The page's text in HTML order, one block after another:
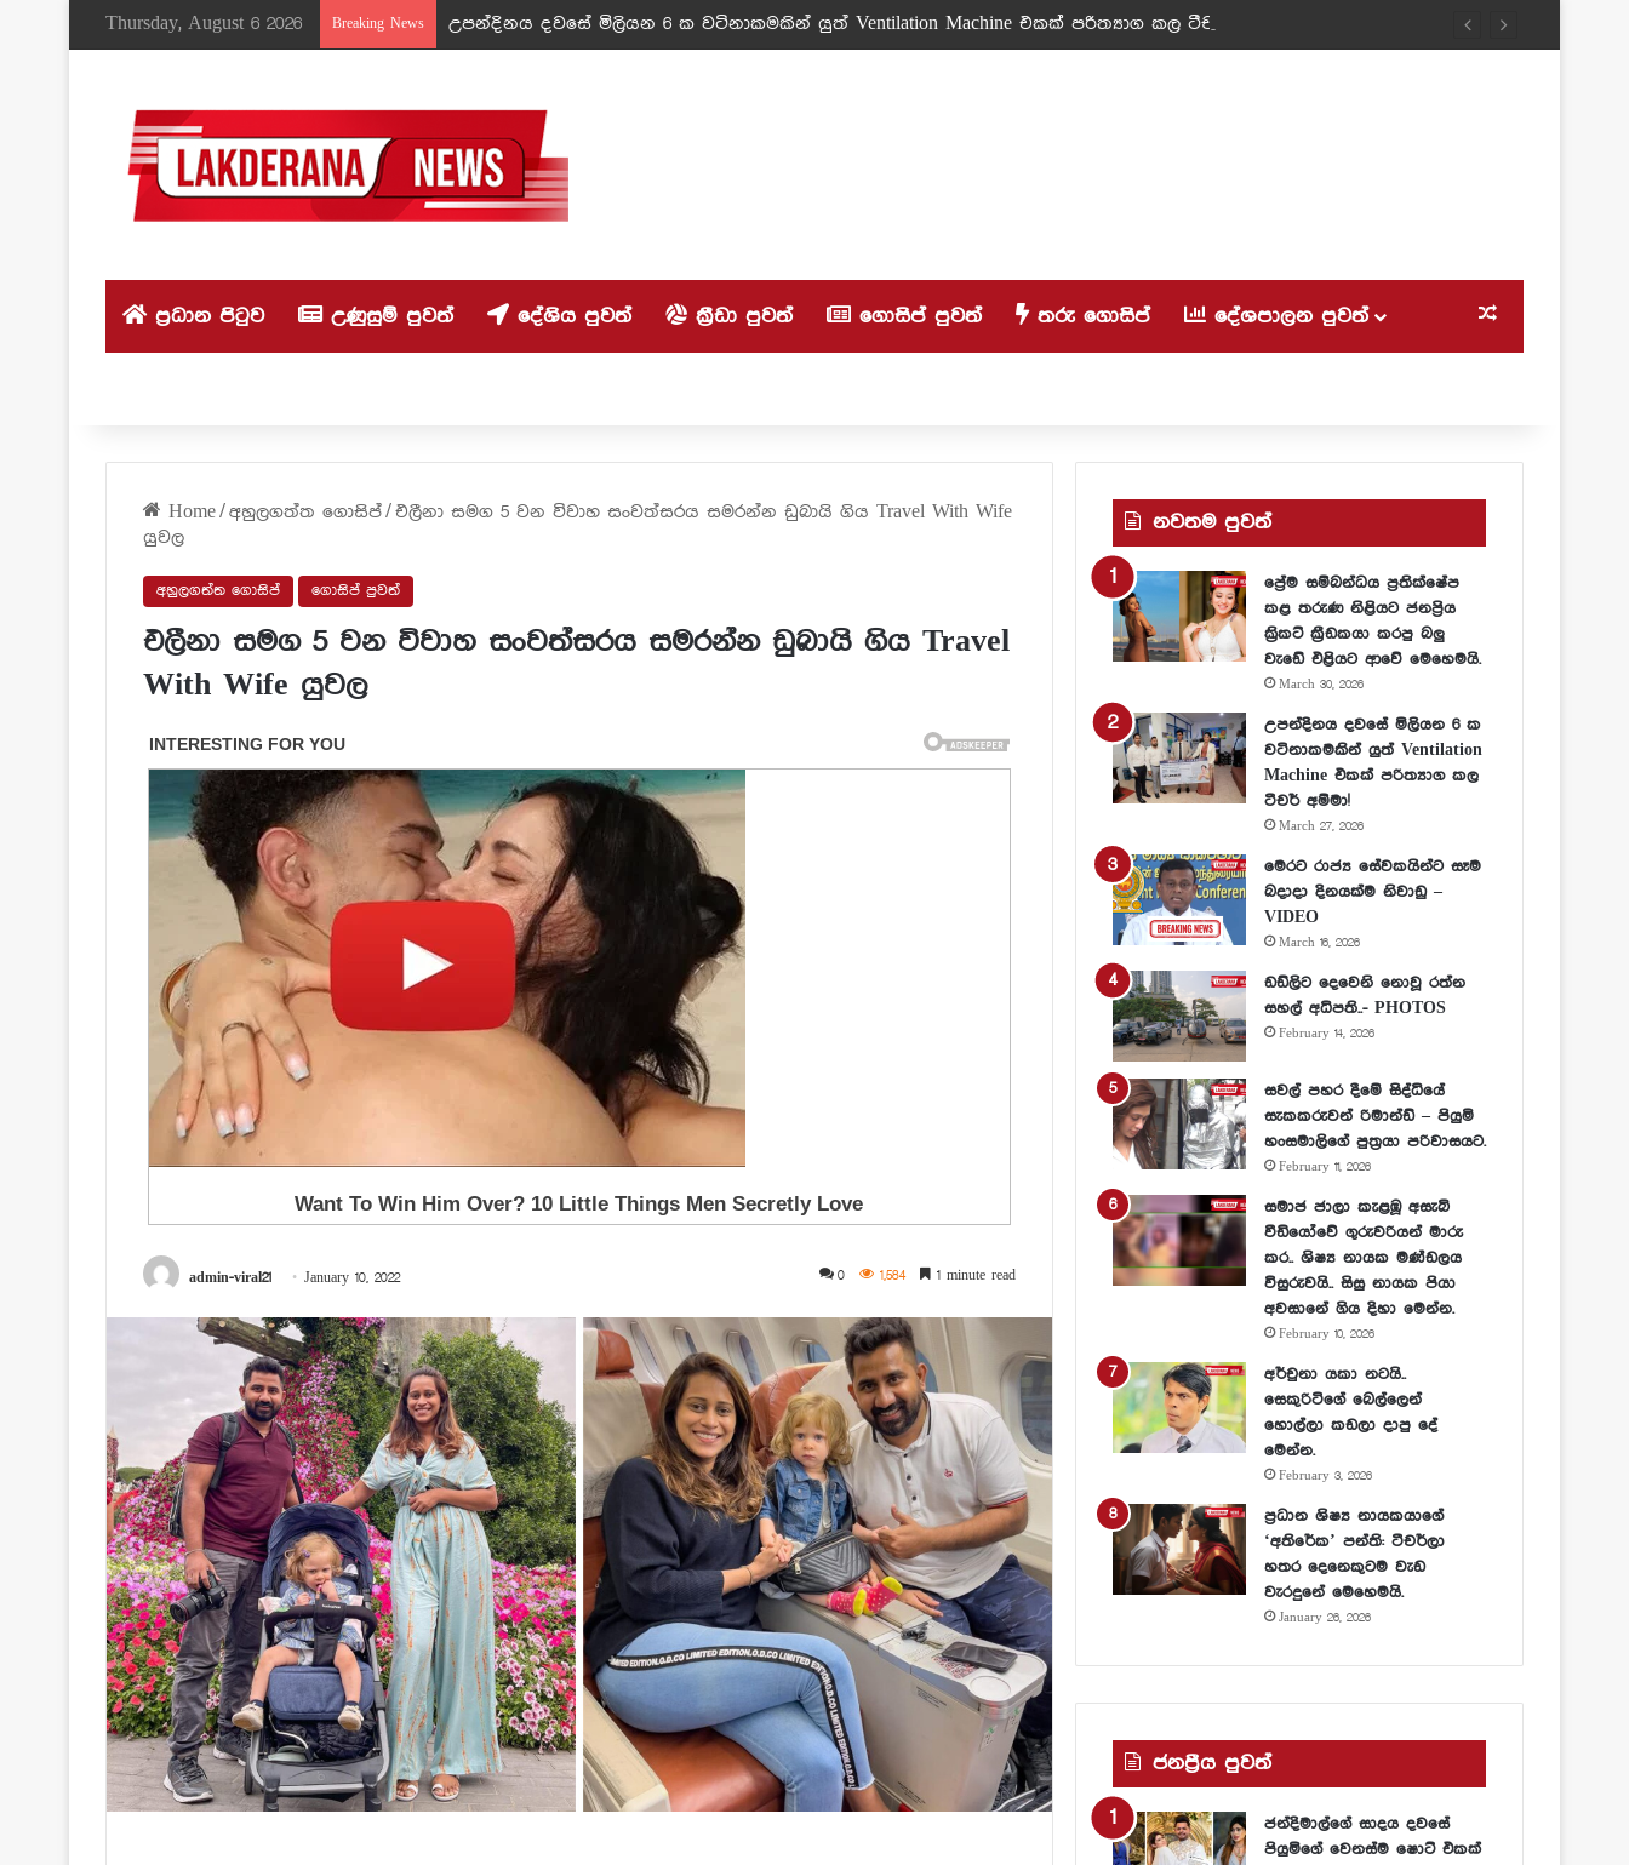
Thursday, August 6 2026 Breaking News උපන්දිනය දවසේ මිලියන 6 ක වටිනාකමකින් යුත් Ventilation Machine එකක් පරිත්‍යාග කල ටීචර් අම්මා!
ප්‍රධාන පිටුව උණුසුම් පුවත් දේශිය පුවත් ක්‍රීඩා පුවත් ගොසිප් පුවත් තරු ගොසිප් දේශපාලන පුවත් Random Article
Home/අහුලගත්ත ගොසිප්/එලීනා සමග 5 වන විවාහ සංවත්සරය සමරන්න ඩුබායි ගිය Travel With Wife
යුවල
අහුලගත්ත ගොසිප් ගොසිප් පුවත්
එලීනා සමග 5 වන විවාහ සංවත්සරය සමරන්න ඩුබායි ගිය Travel
With Wife යුවල
admin-viral21 January 10, 2022 0 1,584 1 minute read
නවතම පුවත්
ප්‍රේම සම්බන්ධය ප්‍රතික්ෂේප
කළ තරුණ නිළියට ජනප්‍රිය
ක්‍රිකට් ක්‍රීඩකයා කරපු බලු
වැඩේ එළියට ආවේ මෙහෙමයි.
March 30, 2026
උපන්දිනය දවසේ මිලියන 6 ක
වටිනාකමකින් යුත් Ventilation
Machine එකක් පරිත්‍යාග කල
ටීචර් අම්මා!
March 27, 2026
මෙරට රාජ්‍ය සේවකයින්ට සෑම
බදාදා දිනයක්ම නිවාඩු –
VIDEO
March 16, 2026
ඩඩ්ලිට දෙවෙනි නොවූ රත්න
සහල් අධිපති..- PHOTOS
February 14, 2026
සවල් පහර දීමේ සිද්ධියේ
සැකකරුවන් රිමාන්ඩ් – පියුමි
හංසමාලිගේ පුත්‍රයා පරිවාසයට.
February 11, 2026
සමාජ ජාලා කැළඹූ අසැබි
වීඩියෝවේ ගුරුවරියන් මාරු
කර.. ශිෂ්‍ය නායක මණ්ඩලය
විසුරුවයි.. සිසු නායක පියා
අවසානේ ගිය දිහා මෙන්න.
February 10, 2026
අර්චුනා යකා නටයි..
සෙකුරිටිගේ බෙල්ලෙන්
හොල්ලා කඩලා දාපු දේ
මෙන්න.
February 3, 2026
ප්‍රධාන ශිෂ්‍ය නායකයාගේ
‘අතිරේක’ පන්ති: ටීචර්ලා
හතර දෙනෙකුටම වැඩ
වැරදුනේ මෙහෙමයි.
January 26, 2026
ජනප්‍රීය පුවත්
ජන්දිමාල්ගේ සාදය දවසේ
පියුමිගේ වෙනස්ම ෂොට් එකක්